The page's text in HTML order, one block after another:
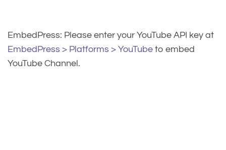
EmbedPress: Please enter your YouTube API key at
EmbedPress > Platforms > YouTube to embed
YouTube Channel.